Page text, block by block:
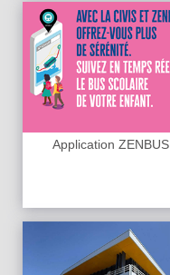
Application ZENBUS